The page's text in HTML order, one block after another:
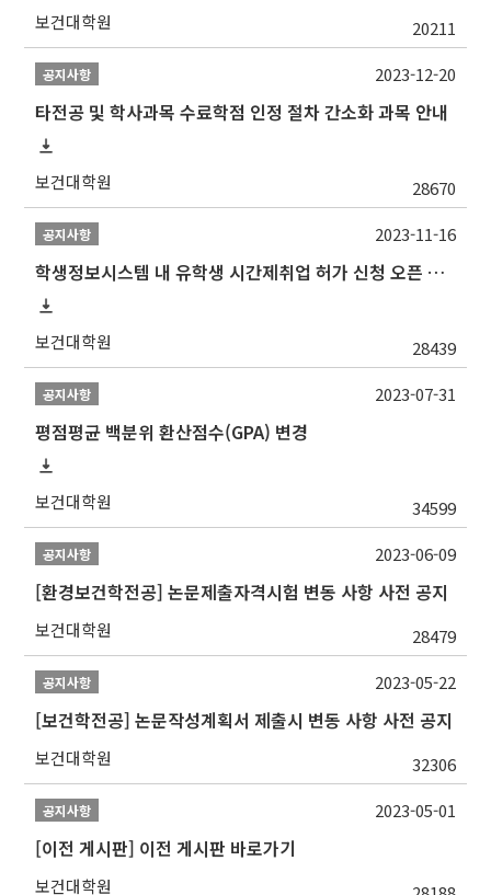
보건대학원 20211
공지사항
타전공 및 학사과목 수료학점 인정 절차 간소화 과목 안내
보건대학원 28670
2023-12-20
공지사항
학생정보시스템 내 유학생 시간제취업 허가 신청 오픈 안내
보건대학원 28439
2023-11-16
공지사항
평점평균 백분위 환산점수(GPA) 변경
보건대학원 34599
2023-07-31
공지사항
[환경보건학전공] 논문제출자격시험 변동 사항 사전 공지
보건대학원 28479
2023-06-09
공지사항
[보건학전공] 논문작성계획서 제출시 변동 사항 사전 공지
보건대학원 32306
2023-05-22
공지사항
[이전 게시판] 이전 게시판 바로가기
보건대학원
2023-05-01